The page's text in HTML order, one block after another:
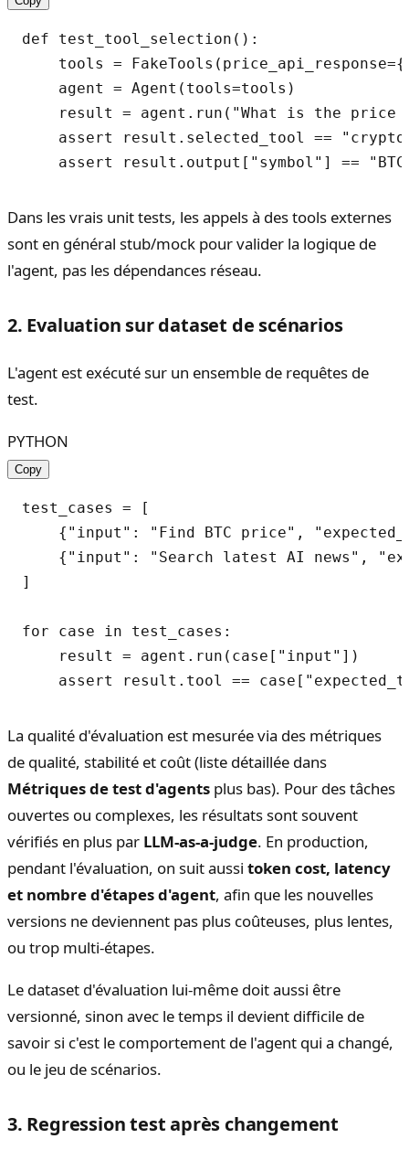
def test_tool_selection():
tools =
    agent = Agent(tools=tools)
result = agent.run("What is the price
assert result.selected_tool ==
Dans les vrais unit tests, les appels à des tools externes
sont en général stub/mock pour valider la logique de
l'agent, pas les dépendances réseau.
2. Evaluation sur dataset de scénarios
L'agent est exécuté sur un ensemble de requêtes de
test.
PYTHON
Copy
test_cases = [
{"input": "Find BTC price",
{"input": "Search latest AI news",
]
for case in test_cases:
    result = agent.run(case["input"])
La qualité d'évaluation est mesurée via des métriques
de qualité, stabilité et coût (liste détaillée dans
Métriques de test d'agents plus bas). Pour des tâches
ouvertes ou complexes, les résultats sont souvent
vérifiés en plus par LLM-as-a-judge. En production,
pendant l'évaluation, on suit aussi token cost, latency
et nombre d'étapes d'agent, afin que les nouvelles
versions ne deviennent pas plus coûteuses, plus lentes,
ou trop multi-étapes.
Le dataset d'évaluation lui-même doit aussi être
versionné, sinon avec le temps il devient difficile de
savoir si c'est le comportement de l'agent qui a changé,
ou le jeu de scénarios.
3. Regression test après changement